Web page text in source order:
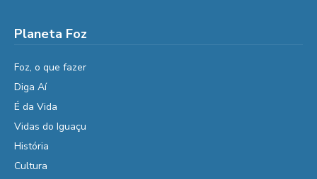
Planeta Foz
Foz, o que fazer
Diga Aí
É da Vida
Vidas do Iguaçu
História
Cultura